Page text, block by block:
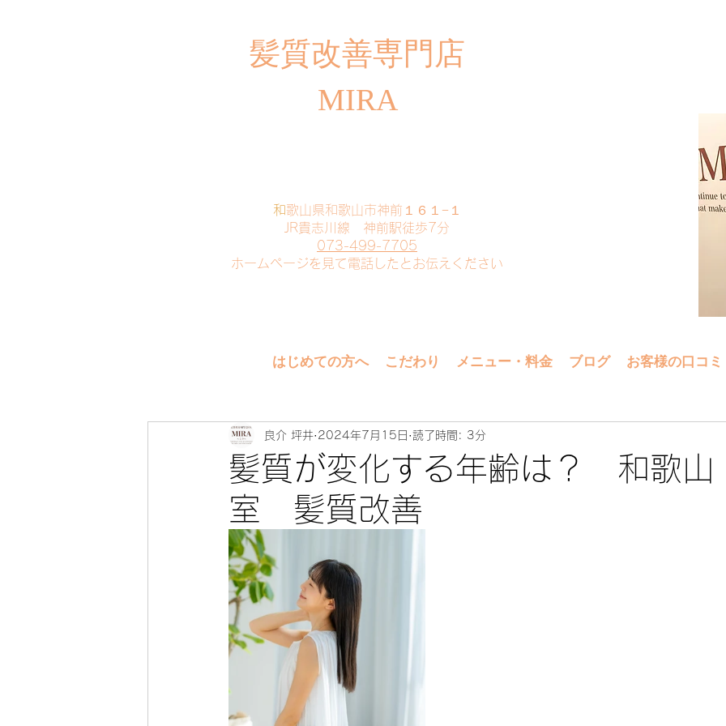
​髪質改善専門店
MIRA
​和歌山県和歌山市神前１６１−１
JR貴志川線 神前駅徒歩7分
073-499-7705
​ホームページを見て電話したとお伝えください
はじめての方へ こだわり メニュー・料金 ブログ お客様の口コミ
髪質が変化する年齢は？ 和歌
室 髪質改善
良介 坪井 2024年7月15日 読了時間: 3分